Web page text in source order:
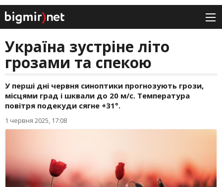
Україна зустріне літо
грозами та спекою
У перші дні червня синоптики прогнозують грози,
місцями град і шквали до 20 м/с. Температура
повітря подекуди сягне +31°.
1 червня 2025, 17:08